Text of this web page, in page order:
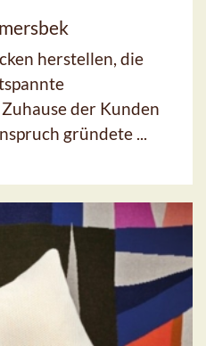
herstellen, die
der Kunden
gründete ...